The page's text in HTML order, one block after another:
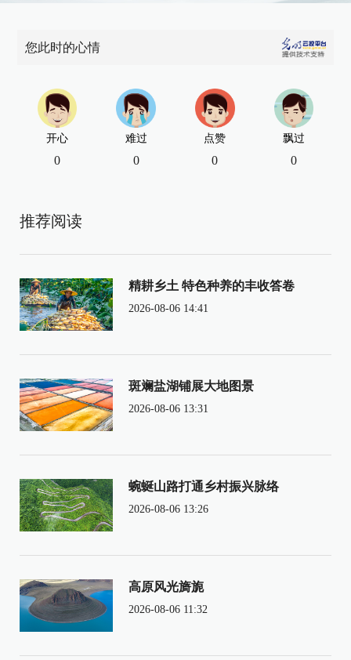
您此时的心情
开心
0
难过
0
点赞
0
飘过
0
推荐阅读
精耕乡土 特色种养的丰收答卷
2026-08-06 14:41
斑斓盐湖铺展大地图景
2026-08-06 13:31
蜿蜒山路打通乡村振兴脉络
2026-08-06 13:26
高原风光旖旎
2026-08-06 11:32